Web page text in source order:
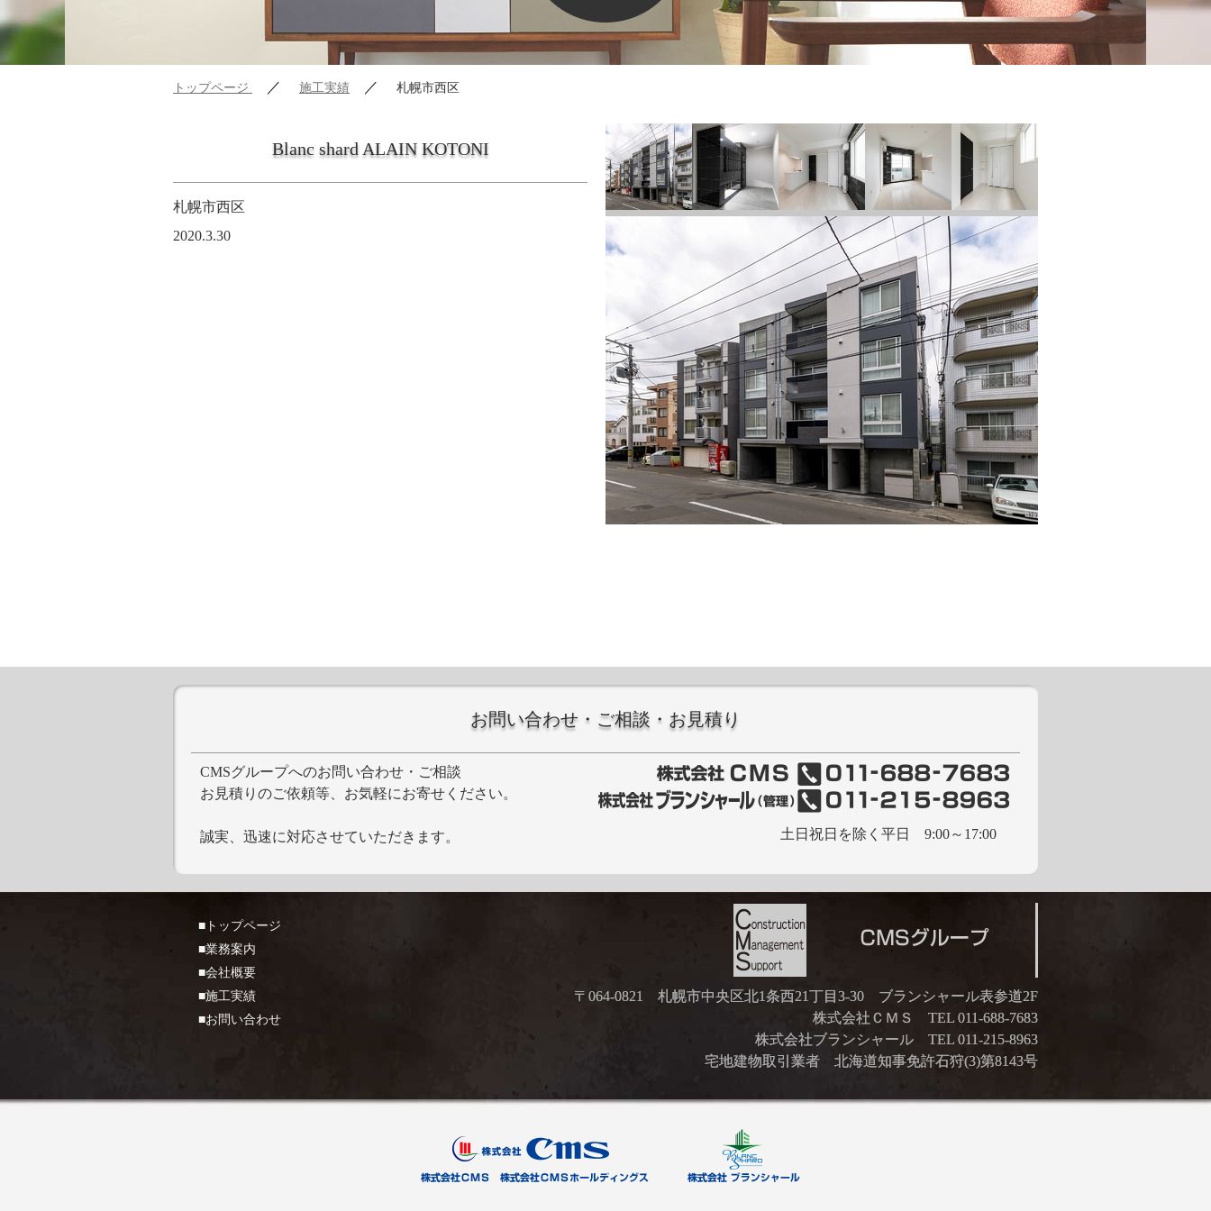
トップページ ／ 施工実績 ／ 札幌市西区
Blanc shard ALAIN KOTONI
札幌市西区
2020.3.30
お問い合わせ・ご相談・お見積り
CMSグループへのお問い合わせ・ご相談
お見積りのご依頼等、お気軽にお寄せください。
誠実、迅速に対応させていただきます。 土日祝日を除く平日 9:00～17:00
■トップページ
■業務案内
■会社概要
■施工実績
■お問い合わせ
〒064-0821 札幌市中央区北1条西21丁目3-30 ブランシャール表参道2F
株式会社ＣＭＳ TEL 011-688-7683
株式会社ブランシャール TEL 011-215-8963
宅地建物取引業者 北海道知事免許石狩(3)第8143号